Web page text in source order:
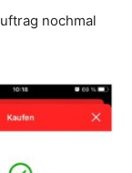
nochmal